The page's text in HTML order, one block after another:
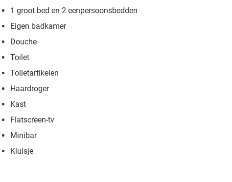
1 groot bed en 2 eenpersoonsbedden
Eigen badkamer
Douche
Toilet
Toiletartikelen
Haardroger
Kast
Flatscreen-tv
Minibar
Kluisje